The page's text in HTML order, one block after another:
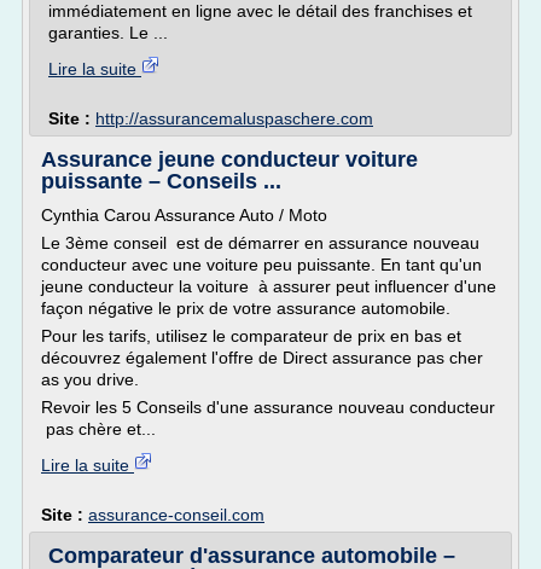
immédiatement en ligne avec le détail des franchises et
garanties. Le ...
Lire la suite
Site : http://assurancemaluspaschere.com
Assurance jeune conducteur voiture
puissante – Conseils ...
Cynthia Carou Assurance Auto / Moto
Le 3ème conseil est de démarrer en assurance nouveau
conducteur avec une voiture peu puissante. En tant qu'un
jeune conducteur la voiture à assurer peut influencer d'une
façon négative le prix de votre assurance automobile.
Pour les tarifs, utilisez le comparateur de prix en bas et
découvrez également l'offre de Direct assurance pas cher
as you drive.
Revoir les 5 Conseils d'une assurance nouveau conducteur
pas chère et...
Lire la suite
Site : assurance-conseil.com
Comparateur d'assurance automobile –